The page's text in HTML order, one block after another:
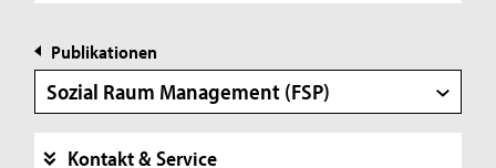
Publikationen
Sozial Raum Management (FSP)
Kontakt & Service